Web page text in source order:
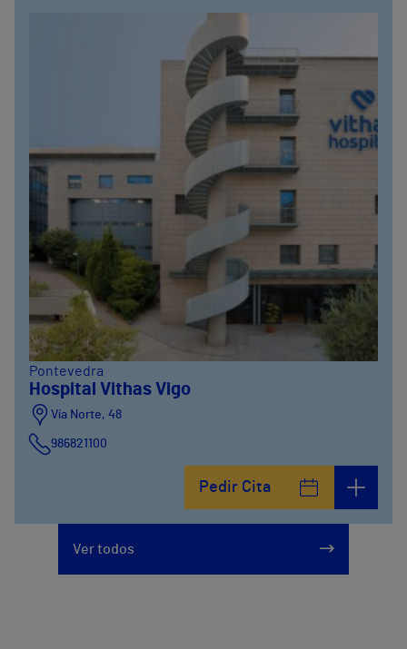
Pontevedra
Hospital Vithas Vigo
Vía Norte, 48
986821100
Pedir Cita
Ver todos